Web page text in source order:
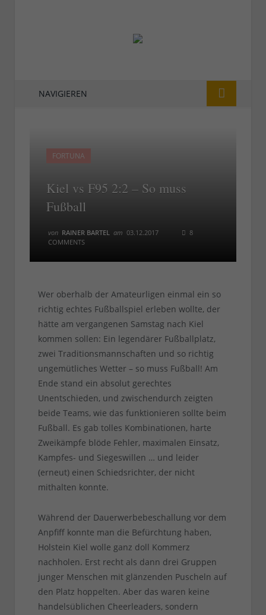
NAVIGIEREN
FORTUNA
Kiel vs F95 2:2 – So muss
Fußball
von RAINER BARTEL am 03.12.2017
8
COMMENTS
Wer oberhalb der Amateurligen einmal ein so
richtig echtes Fußballspiel erleben wollte, der
hätte am vergangenen Samstag nach Kiel
kommen sollen: Ein legendärer Fußballplatz,
zwei Traditionsmannschaften und so richtig
ungemütliches Wetter – so muss Fußball! Am
Ende stand ein absolut gerechtes
Unentschieden, und zwischendurch zeigten
beide Teams, wie das funktionieren sollte beim
Fußball. Es gab tolles Kombinationen, harte
Zweikämpfe blöde Fehler, maximalen Einsatz,
Kampfes- und Siegeswillen … und leider
(erneut) einen Schiedsrichter, der nicht
mithalten konnte.
Während der Dauerwerbebeschallung vor dem
Anpfiff konnte man die Befürchtung haben,
Holstein Kiel wolle ganz doll Kommerz
nachholen. Erst recht als dann drei Gruppen
junger Menschen mit glänzenden Puscheln auf
den Platz hoppelten. Aber das waren keine
handelsüblichen Cheerleaders, sondern